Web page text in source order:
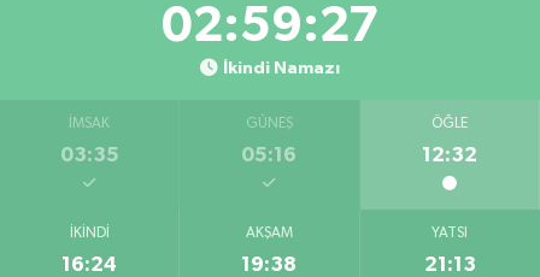
02:59:27
İkindi Namazı
İMSAK
03:35
GÜNEŞ
05:16
ÖĞLE
12:32
İKINDI
16:24
AKŞAM
19:38
YATSI
21:13